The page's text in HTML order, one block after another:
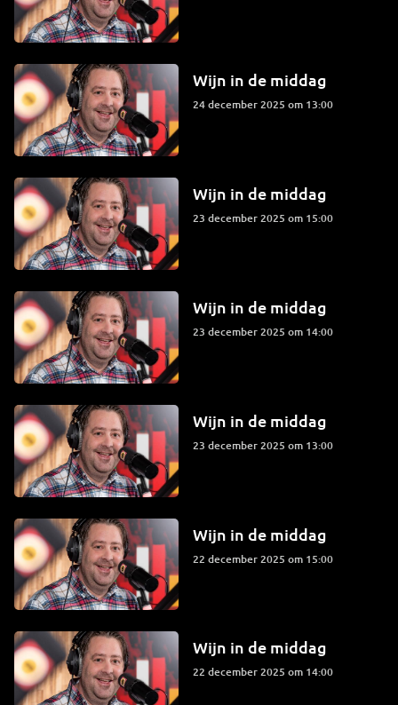
Wijn in de middag
24 december 2025 om 13:00
Wijn in de middag
23 december 2025 om 15:00
Wijn in de middag
23 december 2025 om 14:00
Wijn in de middag
23 december 2025 om 13:00
Wijn in de middag
22 december 2025 om 15:00
Wijn in de middag
22 december 2025 om 14:00